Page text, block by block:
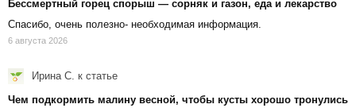
Бессмертный горец спорыш — сорняк и газон, еда и лекарство
Спасибо, очень полезно- необходимая информация.
6 августа 2026
Ирина С. к статье
Чем подкормить малину весной, чтобы кусты хорошо тронулись